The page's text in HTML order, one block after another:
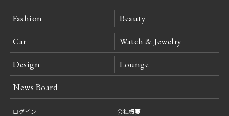
Fashion Beauty
Car Watch & Jewelry
Design Lounge
News Board
ログイン
会社概要